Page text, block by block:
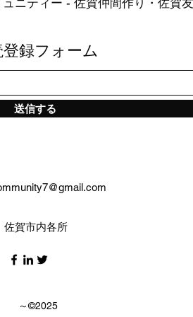
ニティー - 佐賀仲間作り・佐賀
登録フォーム
送信する
​佐賀市内各所​
～©2025